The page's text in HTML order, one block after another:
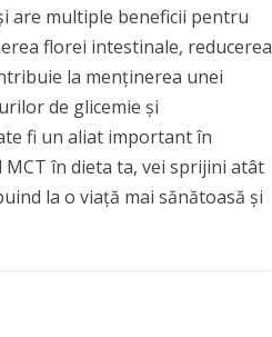
are multiple beneficii pentru
florei intestinale, reducerea
la menținerea unei
de glicemie și
fi un aliat important în
în dieta ta, vei sprijini atât
la o viață mai sănătoasă și